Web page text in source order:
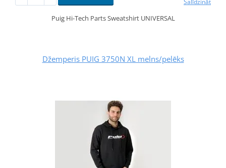
Salīdzināt
Puig Hi-Tech Parts Sweatshirt UNIVERSAL
Džemperis PUIG 3750N XL melns/pelēks